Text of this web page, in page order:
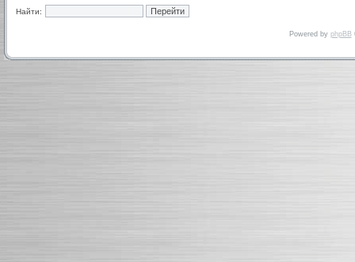
Найти:
Powered by phpBB